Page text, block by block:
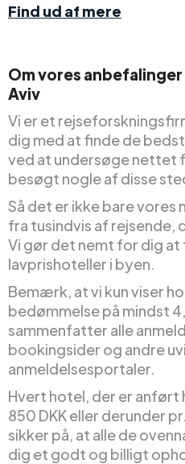
Find ud af mere
Om vores
Aviv
Vi er et
dig med at finde de
ved at undersøge nettet
besøgt nogle af disse
Så det er ikke bare vores
fra tusindvis af
Vi gør det nemt for dig
lavprishoteller i byen.
Bemærk, at vi kun viser
bedømmelse på mindst
sammenfatter alle
bookingsider og andre
anmeldelsesportaler.
Hvert hotel, der er anført
850 DKK eller derunder
sikker på, at alle de
dig et godt og billigt